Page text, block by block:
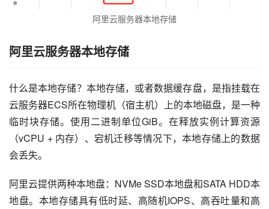
阿里云服务器本地存储
阿里云服务器本地存储
什么是本地存储？本地存储，或者数据缓存盘，是指挂载在
云服务器ECS所在物理机（宿主机）上的本地磁盘，是一种
临时块存储。使用二进制单位GiB。在释放实例计算资源
（vCPU + 内存）、宕机迁移等情况下，本地存储上的数据
会丢失。
阿里云提供两种本地盘：NVMe SSD本地盘和SATA HDD本
地盘。本地存储具有低时延、高随机IOPS、高吞吐量和高